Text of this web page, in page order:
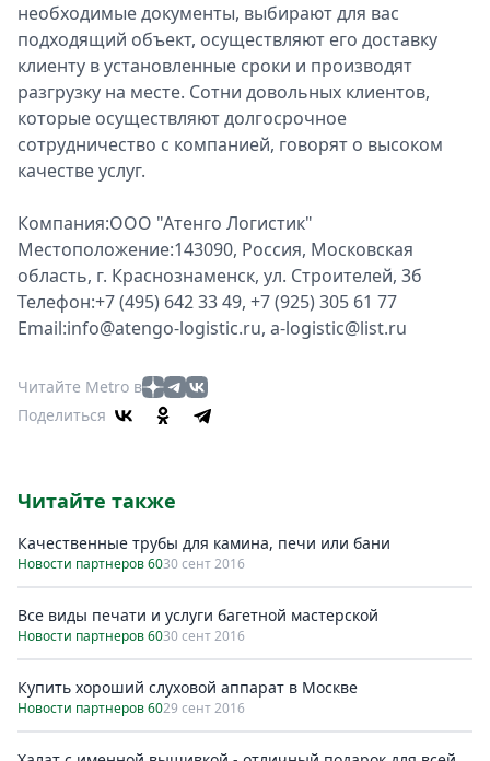
необходимые документы, выбирают для вас
подходящий объект, осуществляют его доставку
клиенту в установленные сроки и производят
разгрузку на месте. Сотни довольных клиентов,
которые осуществляют долгосрочное
сотрудничество с компанией, говорят о высоком
качестве услуг.
Компания:ООО "Атенго Логистик"
Местоположение:143090, Россия, Московская
область, г. Краснознаменск, ул. Строителей, 3б
Телефон:+7 (495) 642 33 49, +7 (925) 305 61 77
Email:info@atengo-logistic.ru, a-logistic@list.ru
Читайте Metro в
Поделиться
Читайте также
Качественные трубы для камина, печи или бани
Новости партнеров 6030 сент 2016
Все виды печати и услуги багетной мастерской
Новости партнеров 6030 сент 2016
Купить хороший слуховой аппарат в Москве
Новости партнеров 6029 сент 2016